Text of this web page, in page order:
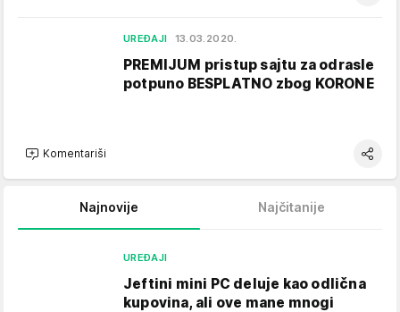
UREĐAJI 13.03.2020.
PREMIJUM pristup sajtu za odrasle
potpuno BESPLATNO zbog KORONE
Komentariši
Najnovije Najčitanije
UREĐAJI
Jeftini mini PC deluje kao odlična
kupovina, ali ove mane mnogi